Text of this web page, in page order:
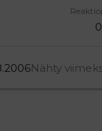
0
Nähty